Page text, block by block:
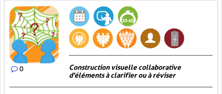
0
Construction visuelle collaborative
d'éléments à clarifier ou à réviser